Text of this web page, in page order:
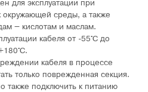
для эксплуатации при
окружающей среды, а также
– кислотам и маслам.
кабеля от -55°C до
кабеля в процессе
только поврежденная секция.
подключить к питанию